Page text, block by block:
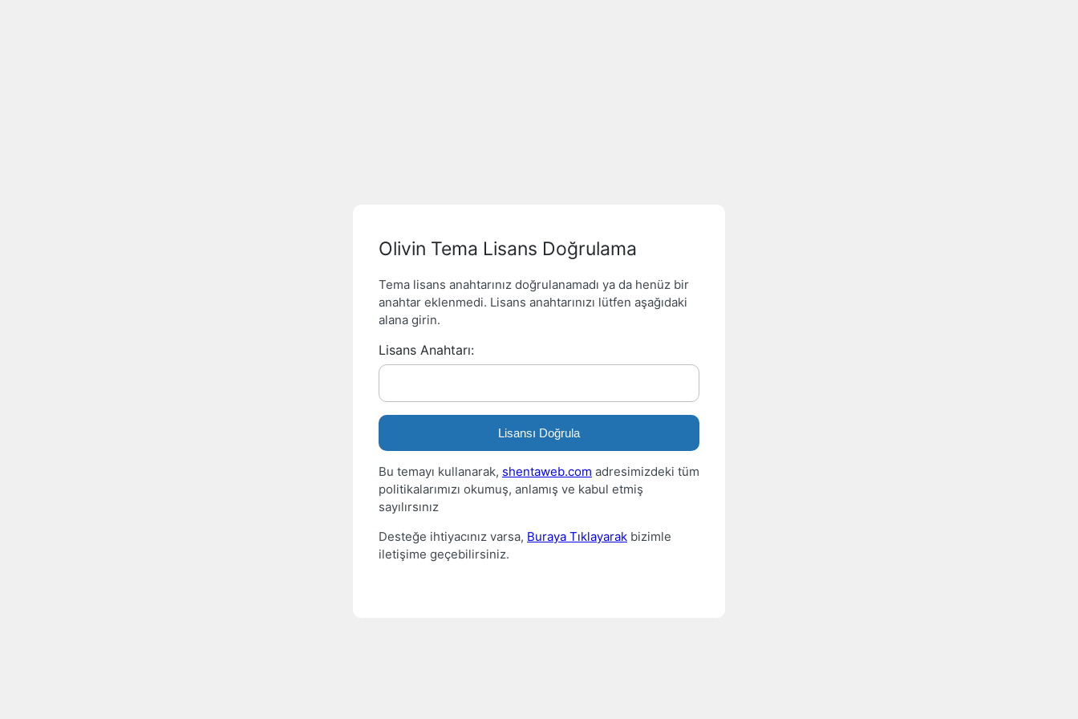
Olivin Tema Lisans Doğrulama
Tema lisans anahtarınız doğrulanamadı ya da henüz bir
anahtar eklenmedi. Lisans anahtarınızı lütfen aşağıdaki
alana girin.
Lisans Anahtarı:
Lisansı Doğrula
Bu temayı kullanarak, shentaweb.com adresimizdeki tüm
politikalarımızı okumuş, anlamış ve kabul etmiş
sayılırsınız
Desteğe ihtiyacınız varsa, Buraya Tıklayarak bizimle
iletişime geçebilirsiniz.